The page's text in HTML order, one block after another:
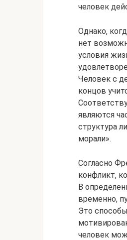
человек
Однако,
нет
условия
Человек с
концов
являются
структура
морали».
Согласно
конфликт,
В
временно,
Это
человек